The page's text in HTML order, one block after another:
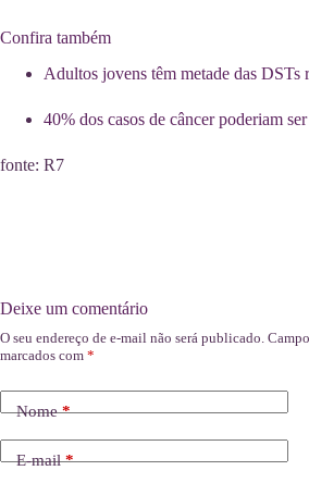
Confira também
Adultos jovens têm metade das DSTs
40% dos casos de câncer poderiam
fonte: R7
Deixe um comentário
O seu endereço de e-mail não será publicado.
marcados com *
Nome*
E-mail*